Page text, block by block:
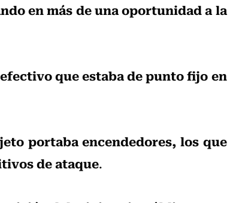
en más de una oportunidad a la
que estaba de punto fijo en
portaba encendedores, los que
de ataque.